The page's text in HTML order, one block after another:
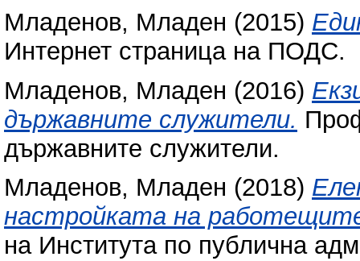
Младенов, Младен (2015)
Интернет страница на ПОДС.
Младенов, Младен (2016)
държавните служители.
държавните служители.
Младенов, Младен (2018)
настройката на
на Института по публична